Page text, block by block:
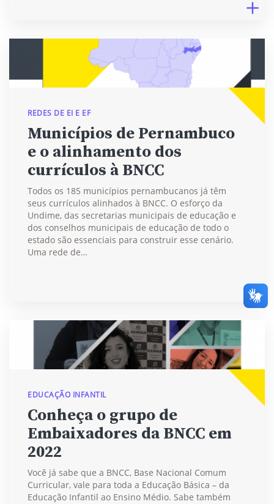
REDES DE EI E EF
Municípios de Pernambuco
e o alinhamento dos
currículos à BNCC
Todos os 185 municípios pernambucanos já têm
seus currículos alinhados à BNCC. O esforço da
Undime, das secretarias municipais de educação e
dos conselhos municipais de educação de todo o
estado são essenciais para construir esse cenário.
Uma rede de…
EDUCAÇÃO INFANTIL
Conheça o grupo de
Embaixadores da BNCC em
2022
Você já sabe que a BNCC, Base Nacional Comum
Curricular, vale para toda a Educação Básica – da
Educação Infantil ao Ensino Médio. Sabe também